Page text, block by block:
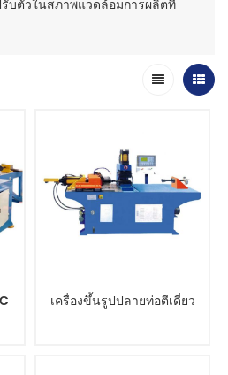
บตัวในสภาพแวดล้อมการผลิตที่
เครื่องขึ้นรูปปลายท่อตีเดี่ยว